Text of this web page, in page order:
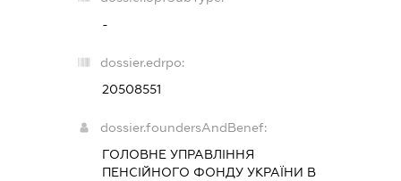
-
dossier.edrpo:
20508551
dossier.foundersAndBenef:
ГОЛОВНЕ УПРАВЛІННЯ
ПЕНСІЙНОГО ФОНДУ УКРАЇНИ В